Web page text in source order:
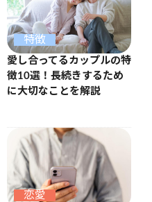
特徴
愛し合ってるカップルの特
徴10選！長続きするため
に大切なことを解説
恋愛